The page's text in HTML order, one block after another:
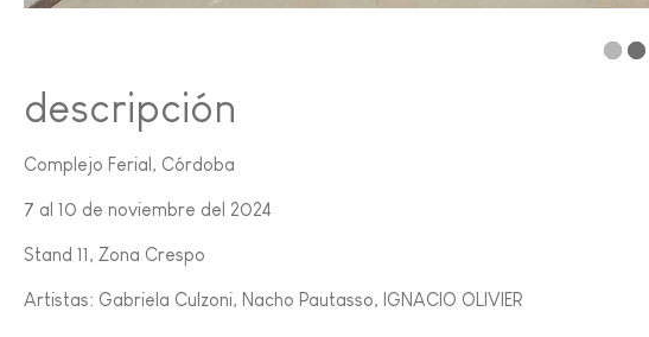
descripción
Complejo Ferial, Córdoba
7 al 10 de noviembre del 2024
Stand 11, Zona Crespo
Artistas: Gabriela Culzoni, Nacho Pautasso, IGNACIO OLIVIER